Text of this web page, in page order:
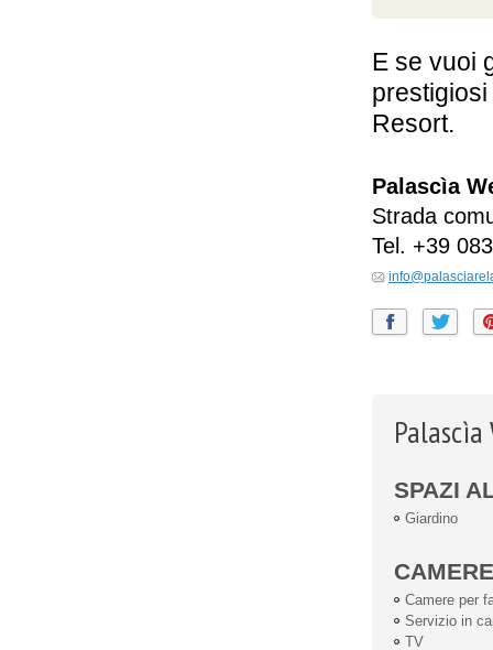
E se vuoi
Resort.
Palascìa
Strada
Tel. +39
SPAZI
Giardino
CAMERE
Camere per
Servizio in
TV